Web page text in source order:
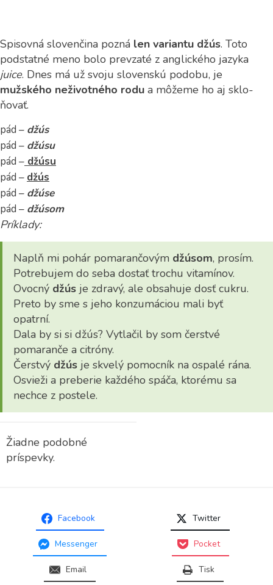
Spisovná slovenčina pozná len variantu džús. Toto
podstatné meno bolo prevzaté z anglického jazyka
juice. Dnes má už svoju slovenskú podobu, je
mužského neživotného rodu a môžeme ho aj sklo-
ňovať.
pád – džús
pád – džúsu
pád – džúsu
pád – džús
pád – džúse
pád – džúsom
Príklady:
Naplň mi pohár pomarančovým džúsom, prosím.
Potrebujem do seba dostať trochu vitamínov.
Ovocný džús je zdravý, ale obsahuje dosť cukru.
Preto by sme s jeho konzumáciou mali byť
opatrní.
Dala by si si džús? Vytlačil by som čerstvé
pomaranče a citróny.
Čerstvý džús je skvelý pomocník na ospalé rána.
Osvieži a preberie každého spáča, ktorému sa
nechce z postele.
Žiadne podobné
príspevky.
Facebook Twitter
Messenger Pocket
Email Tisk